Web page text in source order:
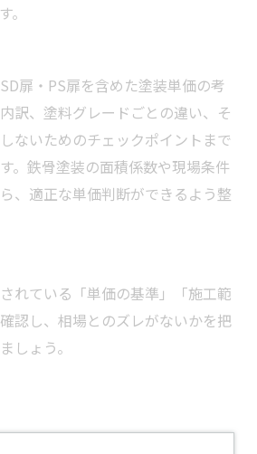
。
扉・PS扉を含めた塗装単価の考
訳、塗料グレードごとの違い、そ
ないためのチェックポイントまで
。鉄骨塗装の面積係数や現場条件
、適正な単価判断ができるよう整
れている「単価の基準」「施工範
認し、相場とのズレがないかを把
しょう。